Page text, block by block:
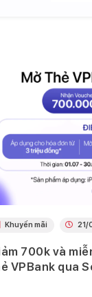
Khuyến mãi 21/
700k và
VPBank qua